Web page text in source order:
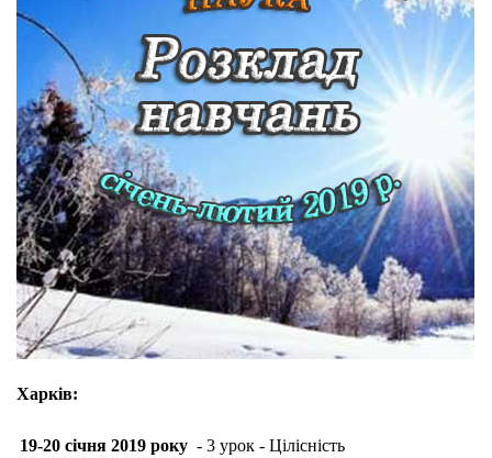
Харків:
19-20 січня 2019 року - 3 урок - Цілісність